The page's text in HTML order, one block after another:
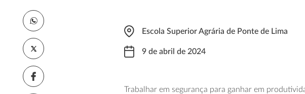
Escola Superior Agrária de Ponte de Lima
9 de abril de 2024
Trabalhar em segurança para ganhar em